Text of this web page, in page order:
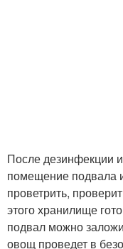
После дезинфекции
помещение подвала
проветрить,
этого хранилище
подвал можно
овощ проведет в